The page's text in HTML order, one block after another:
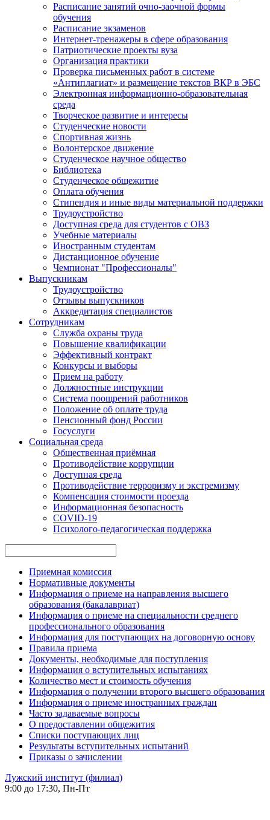
Расписание занятий очно-заочной формы
обучения
Расписание экзаменов
Интернет-тренажеры в сфере образования
Патриотические проекты вуза
Организация практики
Проверка письменных работ в системе
«Антиплагиат» и размещение текстов ВКР в ЭБС
Электронная информационно-образовательная
среда
Творческое развитие и интересы
Студенческие новости
Спортивная жизнь
Волонтерское движение
Студенческое научное общество
Библиотека
Студенческое общежитие
Оплата обучения
Стипендия и иные виды материальной поддержки
Трудоустройство
Доступная среда для студентов с ОВЗ
Учебные материалы
Иностранным студентам
Дистанционное обучение
Чемпионат "Профессионалы"
Выпускникам
Трудоустройство
Отзывы выпускников
Аккредитация специалистов
Сотрудникам
Служба охраны труда
Повышение квалификации
Эффективный контракт
Конкурсы и выборы
Прием на работу
Должностные инструкции
Система поощрений работников
Положение об оплате труда
Пенсионный фонд России
Госуслуги
Социальная среда
Общественная приёмная
Противодействие коррупции
Доступная среда
Противодействие терроризму и экстремизму
Компенсация стоимости проезда
Информационная безопасность
COVID-19
Психолого-педагогическая поддержка
Приемная комиссия
Нормативные документы
Информация о приеме на направления высшего
образования (бакалавриат)
Информация о приеме на специальности среднего
профессионального образования
Информация для поступающих на договорную основу
Правила приема
Документы, необходимые для поступления
Информация о вступительных испытаниях
Количество мест и стоимость обучения
Информация о получении второго высшего образования
Информация о приеме иностранных граждан
Часто задаваемые вопросы
О предоставлении общежития
Списки поступающих лиц
Результаты вступительных испытаний
Приказы о зачислении
Лужский институт (филиал)
9:00 до 17:30, Пн-Пт